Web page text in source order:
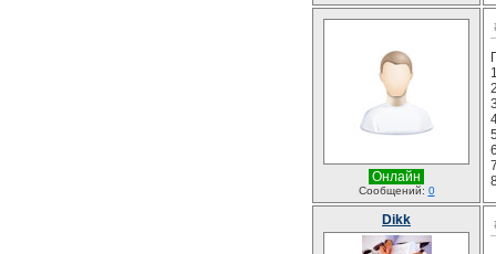
Онлайн
Сообщений: 0
Dikk